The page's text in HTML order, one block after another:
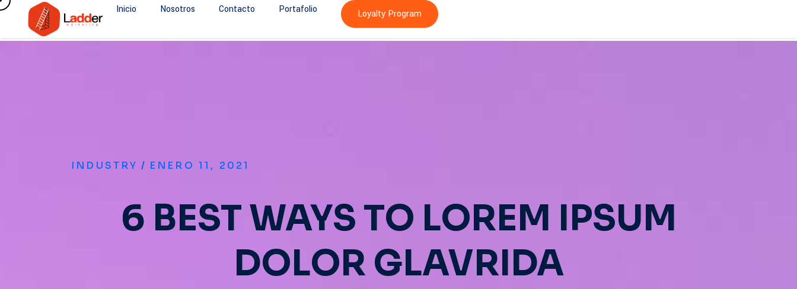
Inicio Nosotros Contacto Portafolio Loyalty Program
INDUSTRY / ENERO 11, 2021
6 BEST WAYS TO LOREM IPSUM
DOLOR GLAVRIDA